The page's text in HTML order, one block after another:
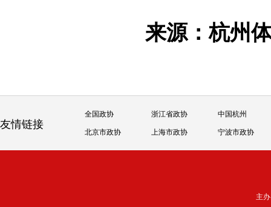
来源：杭
友情链接
全国政协 浙江省政协 中国杭州
北京市政协 上海市政协 宁波市政协
主